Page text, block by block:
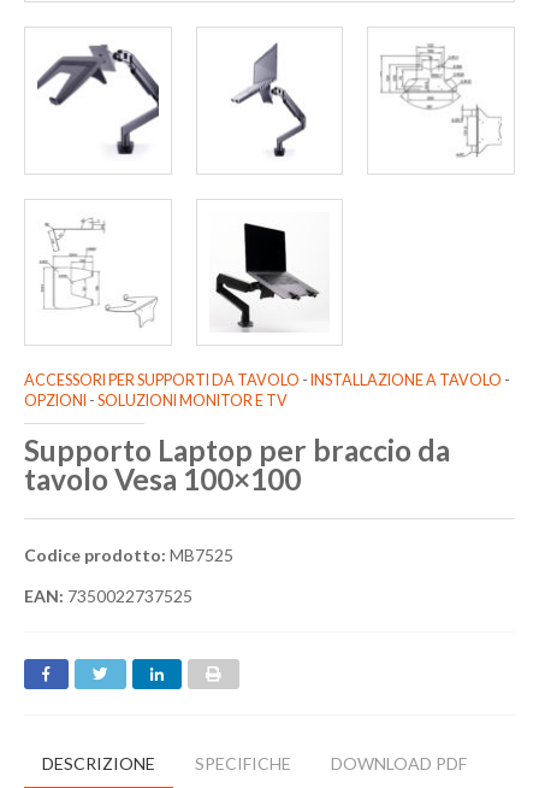
ACCESSORI PER SUPPORTI DA TAVOLO - INSTALLAZIONE A TAVOLO -
OPZIONI - SOLUZIONI MONITOR E TV
Supporto Laptop per braccio da
tavolo Vesa 100×100
Codice prodotto: MB7525
EAN: 7350022737525
DESCRIZIONE SPECIFICHE DOWNLOAD PDF